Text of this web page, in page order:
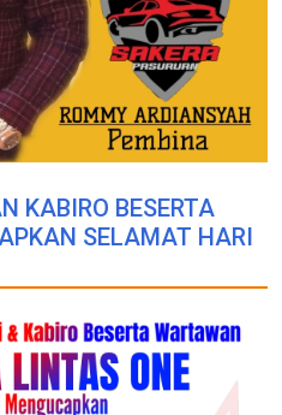
KABIRO BESERTA
SELAMAT HARI